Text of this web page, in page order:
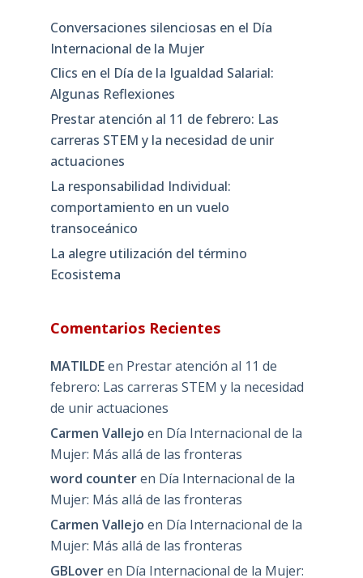
Conversaciones silenciosas en el Día
Internacional de la Mujer
Clics en el Día de la Igualdad Salarial:
Algunas Reflexiones
Prestar atención al 11 de febrero: Las
carreras STEM y la necesidad de unir
actuaciones
La responsabilidad Individual:
comportamiento en un vuelo
transoceánico
La alegre utilización del término
Ecosistema
Comentarios Recientes
MATILDEen Prestar atención al 11 de
febrero: Las carreras STEM y la necesidad
de unir actuaciones
Carmen Vallejo en Día Internacional de la
Mujer: Más allá de las fronteras
word counteren Día Internacional de la
Mujer: Más allá de las fronteras
Carmen Vallejo en Día Internacional de la
Mujer: Más allá de las fronteras
GBLoveren Día Internacional de la Mujer: